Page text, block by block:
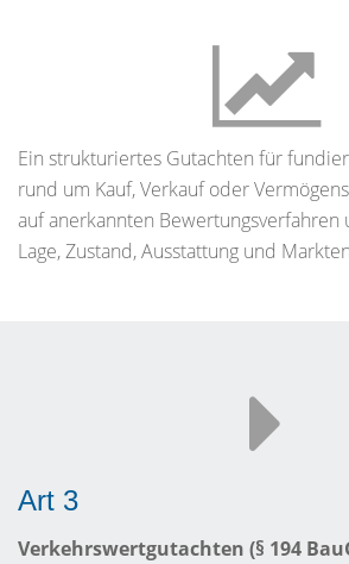
Ein strukturiertes Gutachten für
rund um Kauf, Verkauf oder
auf anerkannten
Lage, Zustand, Ausstattung und
Art 3
Verkehrswertgutachten (§ 194